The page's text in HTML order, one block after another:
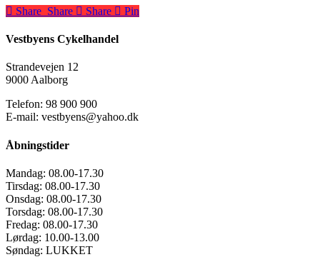
var:
pris
kr.26.999,00.
Share
Share Share Share Pin
Vestbyens Cykelhandel
Strandevejen 12
9000 Aalborg
Telefon: 98 900 900
E-mail: vestbyens@yahoo.dk
Åbningstider
Mandag: 08.00-17.30
Tirsdag: 08.00-17.30
Onsdag: 08.00-17.30
Torsdag: 08.00-17.30
Fredag: 08.00-17.30
Lørdag: 10.00-13.00
Søndag: LUKKET